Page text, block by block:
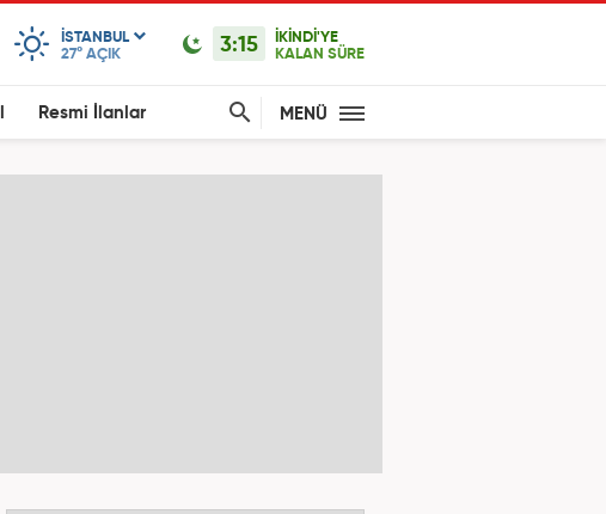
ISTANBUL
27° AÇIK 3:15
İKİNDİ'YE
KALAN SÜRE
Resmi İlanlar MENÜ